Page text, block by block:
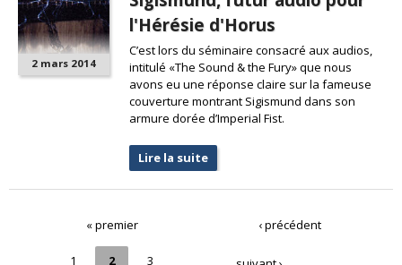
2 mars 2014
l'Hérésie d'Horus
C’est lors du séminaire consacré aux audios,
intitulé «The Sound & the Fury» que nous
avons eu une réponse claire sur la fameuse
couverture montrant Sigismund dans son
armure dorée d’Imperial Fist.
Lire la suite
« premier ‹ précédent
1 2 3